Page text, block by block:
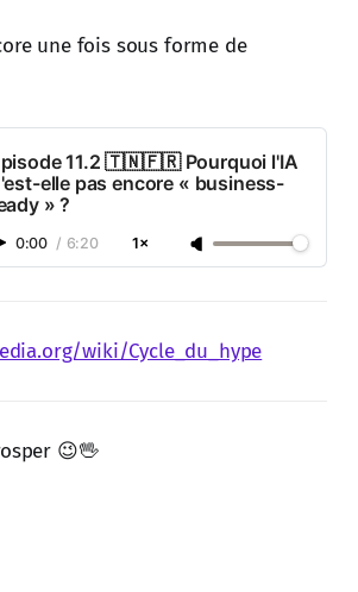
une fois sous forme de
11.2 🇹🇳🇫🇷 Pourquoi l'IA
elle pas encore « business-
» ?
0:00 / 6:20 1×
wiki/Cycle_du_hype
😉🖖